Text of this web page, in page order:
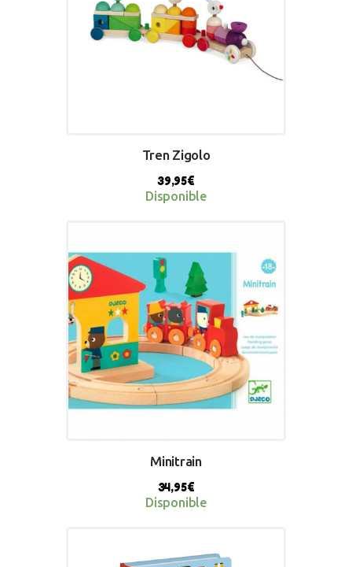
Tren Zigolo
39,95€
Disponible
Minitrain
34,95€
Disponible